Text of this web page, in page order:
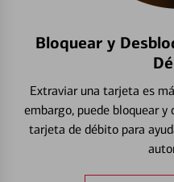
Bloquear y
Extraviar una tarjeta es
embargo, puede bloquear
tarjeta de débito para